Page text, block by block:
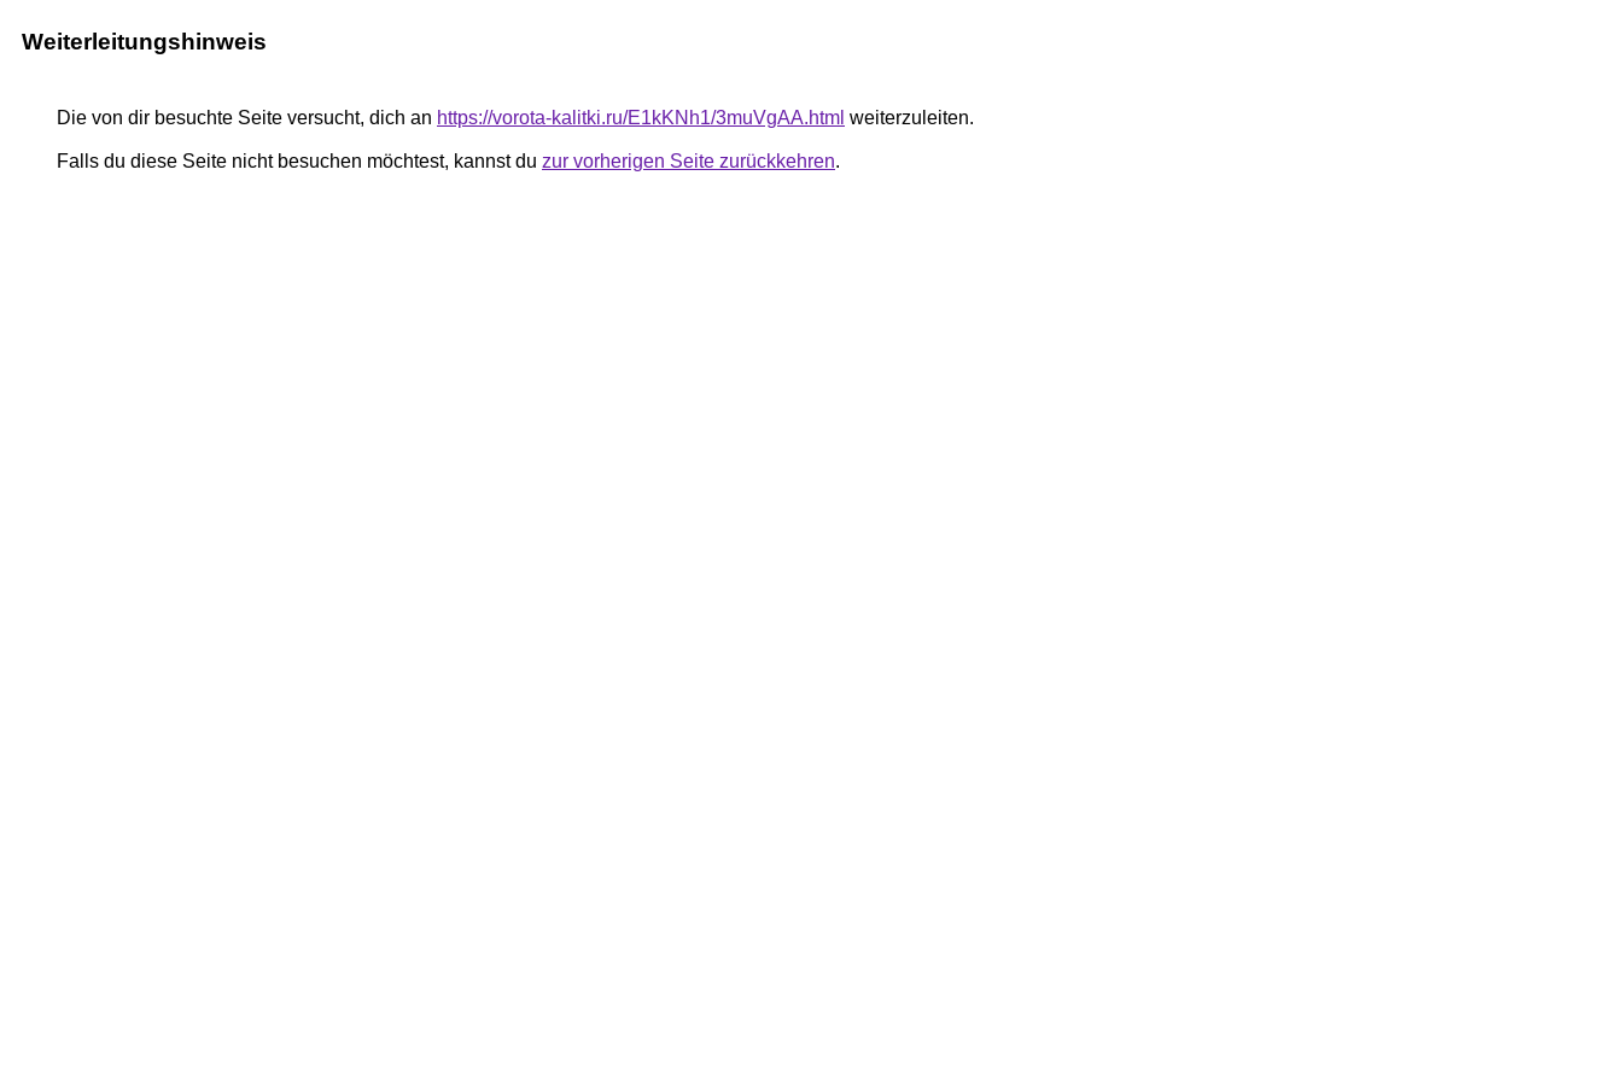
Weiterleitungshinweis
Die von dir besuchte Seite versucht, dich an https://vorota-kalitki.ru/E1kKNh1/3muVgAA.html weiterzuleiten.
Falls du diese Seite nicht besuchen möchtest, kannst du zur vorherigen Seite zurückkehren.